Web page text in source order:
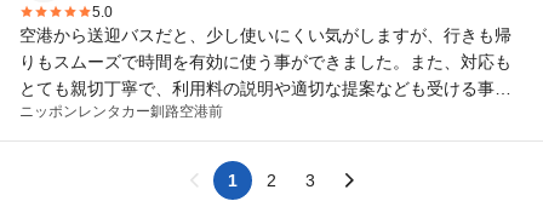
5.0
空港から送迎バスだと、少し使いにくい気がしますが、行きも帰
りもスムーズで時間を有効に使う事ができました。また、対応も
とても親切丁寧で、利用料の説明や適切な提案なども受ける事が
できました。次回も機会があればまた利用させていただきます。
ありがとうございました。
ニッポンレンタカー釧路空港前
1 2 3